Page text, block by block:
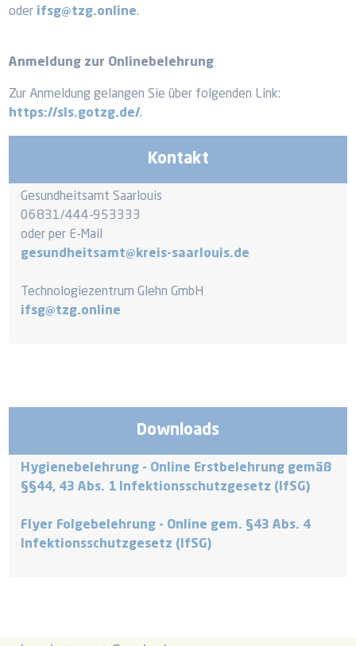
oder ifsg@tzg.online.
Anmeldung zur Onlinebelehrung
Zur Anmeldung gelangen Sie über folgenden Link:
https://sls.gotzg.de/.
Kontakt
Gesundheitsamt Saarlouis
06831/444-953333
oder per E-Mail
gesundheitsamt@kreis-saarlouis.de
Technologiezentrum Glehn GmbH
ifsg@tzg.online
Downloads
Hygienebelehrung - Online Erstbelehrung gemäß
§§44, 43 Abs. 1 Infektionsschutzgesetz (lfSG)
Flyer Folgebelehrung - Online gem. §43 Abs. 4
Infektionsschutzgesetz (lfSG)